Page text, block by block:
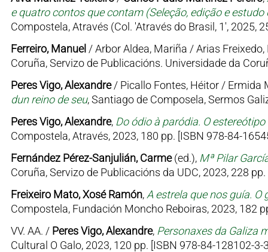
e quatro contos que contam (Seleção, edição e
Compostela, Através (Col. 'Através do Brasil, 1', 2025,
Ferreiro, Manuel / Arbor Aldea, Mariña / Arias
Coruña, Servizo de Publicacións. Universidade da
Peres Vigo, Alexandre/ Picallo Fontes, Héitor / Ermida
dun reino de seu, Santiago de Composela, Sermos
Peres Vigo, Alexandre, Do ódio à paródia. O
Compostela, Através, 2023, 180 pp. [ISBN 978-84-
Fernández Pérez-Sanjulián, Carme(ed.), Mª Pilar
Coruña, Servizo de Publicacións da UDC, 2023, 228
Freixeiro Mato, Xosé Ramón, A estrela que nos guía.
Compostela, Fundación Moncho Reboiras, 2023, 182
VV. AA. / Peres Vigo, Alexandre, Personaxes da Galiza
Cultural O Galo, 2023, 120 pp. [ISBN 978-84-128102-3-